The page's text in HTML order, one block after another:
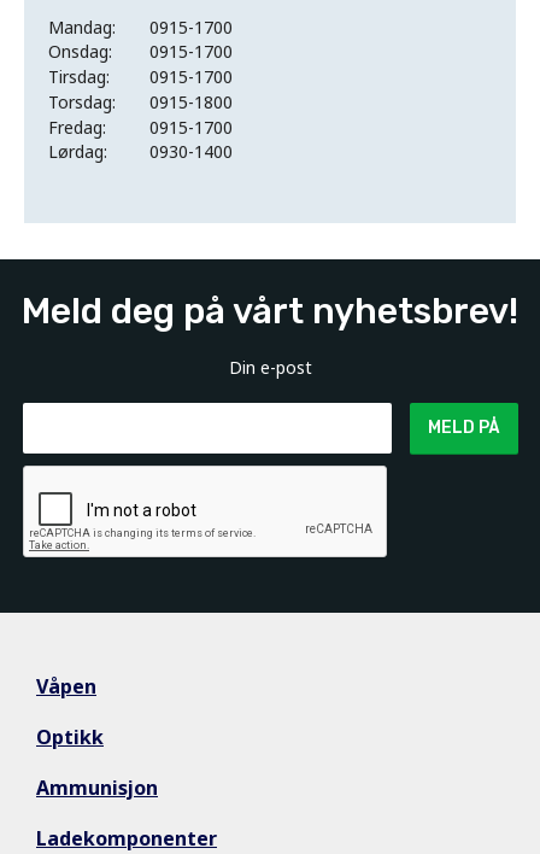
Mandag:
0915-1700
Onsdag:
0915-1700
Tirsdag:
0915-1700
Torsdag:
0915-1800
Fredag:
0915-1700
Lørdag:
0930-1400
Meld deg på vårt nyhetsbrev!
Din e-post
MELD PÅ
Våpen
Optikk
Ammunisjon
Ladekomponenter